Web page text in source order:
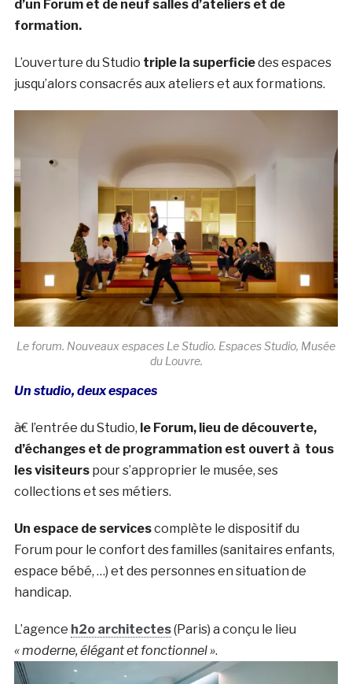
d’un Forum et de neuf salles d’ateliers et de
formation.
L’ouverture du Studio triple la superficiedes espaces
jusqu’alors consacrés aux ateliers et aux formations.
Le forum. Nouveaux espaces Le Studio. Espaces Studio, Musée
du Louvre.
Un studio, deux espaces
à€ l’entrée du Studio, le Forum, lieu de découverte,
d’échanges et de programmation est ouvert à tous
les visiteurs pour s’approprier le musée, ses
collections et ses métiers.
Un espace de servicescomplète le dispositif du
Forum pour le confort des familles (sanitaires enfants,
espace bébé, …) et des personnes en situation de
handicap.
L’agence h2o architectes(Paris) a conçu le lieu
« moderne, élégant et fonctionnel ».